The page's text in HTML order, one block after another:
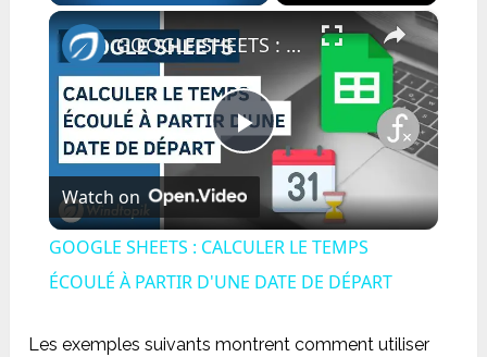
×
Play
Video
GOOGLE SHEETS : CALCULER LE TEMPS ÉCOULÉ À PARTIR D'UNE DATE DE DÉPART
Watch on
GOOGLE SHEETS : CALCULER LE TEMPS
ÉCOULÉ À PARTIR D'UNE DATE DE DÉPART
Les exemples suivants montrent comment utiliser